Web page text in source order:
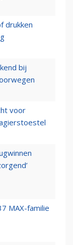
drukken
bij
voor
MAX-familie